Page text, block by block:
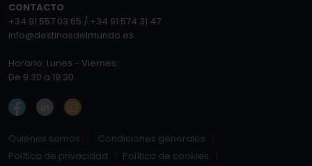
CONTACTO
+34 91 557 03 65 / +34 91 574 31 47
info@destinosdelmundo.es
Horario: Lunes - Viernes:
De 9:30 a 19:30
Quiénes somos
Condiciones generales
Política de privacidad
Política de cookies